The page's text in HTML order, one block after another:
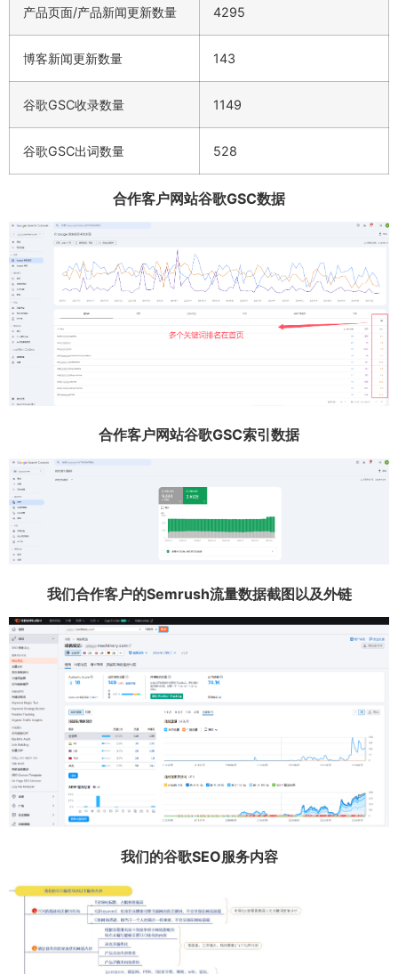
产品页面/产品新闻更新数量 4295
博客新闻更新数量 143
谷歌GSC收录数量 1149
谷歌GSC出词数量 528
合作客户网站谷歌GSC数据
合作客户网站谷歌GSC索引数据
我们合作客户的Semrush流量数据截图以及外链
我们的谷歌SEO服务内容